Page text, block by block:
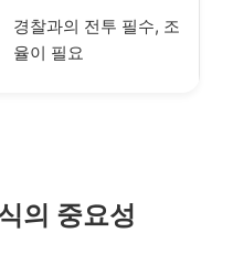
경찰과의 전투 필수, 조
율이 필요
의 중요성